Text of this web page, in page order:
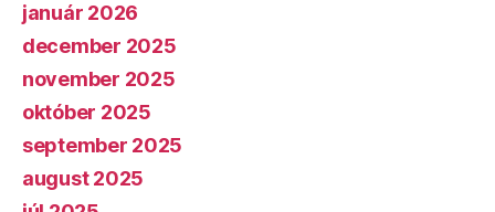
január 2026
december 2025
november 2025
október 2025
september 2025
august 2025